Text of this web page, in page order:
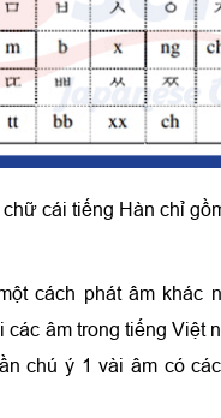
cái tiếng Hàn chỉ
cách phát âm khác
âm trong tiếng Việt
chú ý 1 vài âm có